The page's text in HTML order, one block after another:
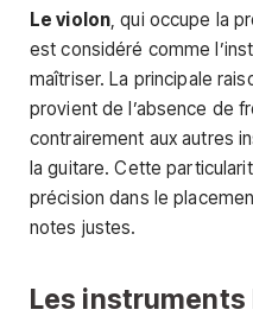
Le violon, qui occupe la
est considéré comme
maîtriser. La principale
provient de l’absence de
contrairement aux autres
la guitare. Cette
précision dans le
notes justes.
Les instruments